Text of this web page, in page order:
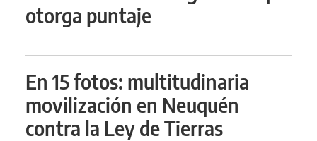
otorga puntaje
En 15 fotos: multitudinaria
movilización en Neuquén
contra la Ley de Tierras